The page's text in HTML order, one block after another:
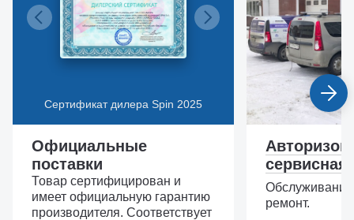
Сертификат дилера Spin 2025
Официальные
поставки
Товар сертифицирован и
имеет официальную гарантию
производителя. Соответствует
сервисная
ремонт.